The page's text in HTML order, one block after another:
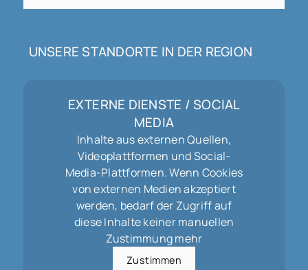
UNSERE STANDORTE IN DER REGION
EXTERNE DIENSTE / SOCIAL
MEDIA
Inhalte aus externen Quellen,
Videoplattformen und Social-
Media-Plattformen. Wenn Cookies
von externen Medien akzeptiert
werden, bedarf der Zugriff auf
diese Inhalte keiner manuellen
Zustimmung mehr
Zustimmen